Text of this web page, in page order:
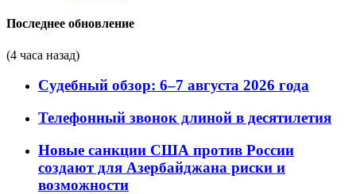
Последнее обновление
(4 часа назад)
Судебный обзор: 6–7 августа 2026 года
Телефонный звонок длиной в десятилетия
Новые санкции США против России
создают для Азербайджана риски и
возможности